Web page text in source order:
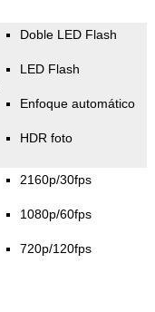
Doble LED Flash
LED Flash
Enfoque automático
HDR foto
2160p/30fps
1080p/60fps
720p/120fps